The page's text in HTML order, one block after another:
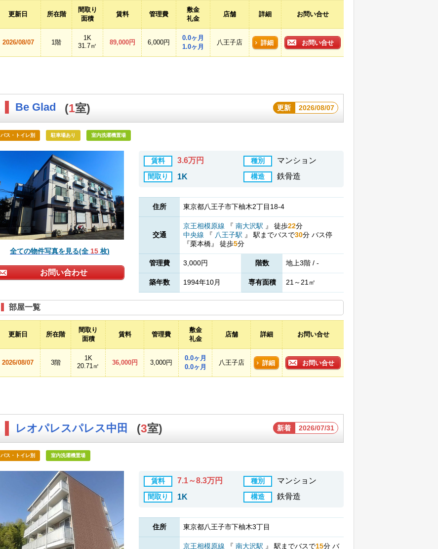
更新日 所在階
間取り
面積
賃料 管理費
敷金
礼金
店舗 詳細 お問い合せ
2026/08/07 1階
1K
31.7㎡
89,000円 6,000円
0.0ヶ月
1.0ヶ月
八王子店 詳細 お問い合せ
Be Glad (1室) 更新 2026/08/07
バス・トイレ別 駐車場あり 室内洗濯機置場
全ての物件写真を見る(全 15 枚)
お問い合わせ
賃料 3.6万円 種別 マンション
間取り 1K 構造 鉄骨造
住所 東京都八王子市下柚木2丁目18-4
交通
京王相模原線 『 南大沢駅 』 徒歩22分
中央線
『 八王子駅 』 駅までバスで30分 バス停
『栗本橋』 徒歩5分
管理費 3,000円 階数 地上3階 / -
築年数 1994年10月 専有面積 21～21㎡
部屋一覧
更新日 所在階
間取り
面積
賃料 管理費
敷金
礼金
店舗 詳細 お問い合せ
2026/08/07 3階
1K
20.71㎡
36,000円 3,000円
0.0ヶ月
0.0ヶ月
八王子店 詳細 お問い合せ
レオパレスパレス中田 (3室) 新着 2026/07/31
バス・トイレ別 室内洗濯機置場
賃料 7.1～8.3万円 種別 マンション
間取り 1K 構造 鉄骨造
住所 東京都八王子市下柚木3丁目
京王相模原線 『 南大沢駅 』 駅までバスで15分 バ